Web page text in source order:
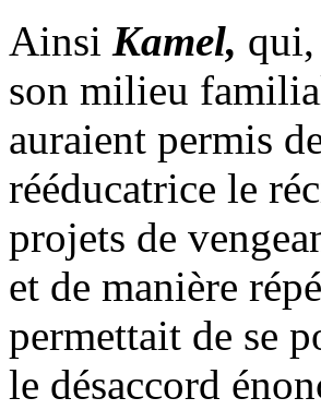
Ainsi Kamel, qui,
son milieu
auraient permis
rééducatrice le
projets de
et de manière
permettait de se
le désaccord